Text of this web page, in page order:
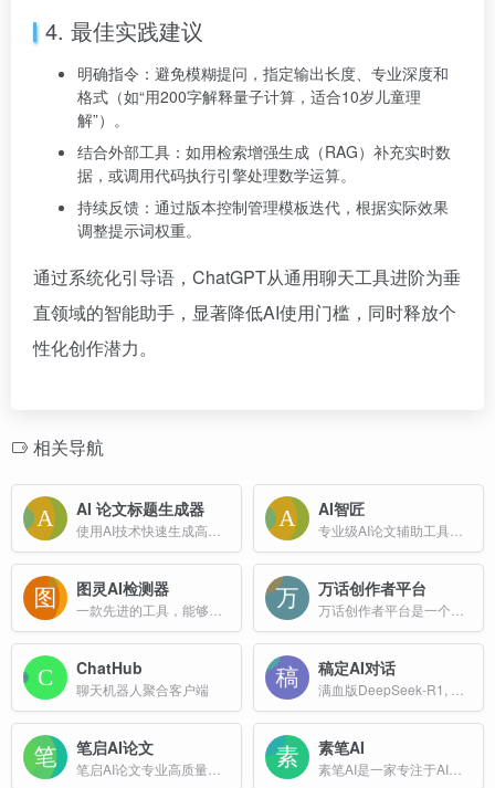
4. 最佳实践建议
明确指令：避免模糊提问，指定输出长度、专业深度和
格式（如“用200字解释量子计算，适合10岁儿童理
解”）。
结合外部工具：如用检索增强生成（RAG）补充实时数
据，或调用代码执行引擎处理数学运算。
持续反馈：通过版本控制管理模板迭代，根据实际效果
调整提示词权重。
通过系统化引导语，ChatGPT从通用聊天工具进阶为垂
直领域的智能助手，显著降低AI使用门槛，同时释放个
性化创作潜力。
相关导航
AI 论文标题生成器 AI智匠
图灵AI检测器 万话创作者平台
ChatHub
聊天机器人聚合客户端
稿定AI对话
笔启AI论文 素笔AI